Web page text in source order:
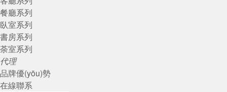
餐廳系列
臥室系列
書房系列
荼室系列
代理
品牌優(yōu)勢
在線聯系